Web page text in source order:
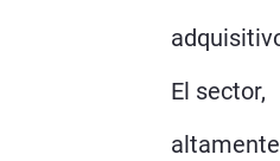
El sector,
altamente